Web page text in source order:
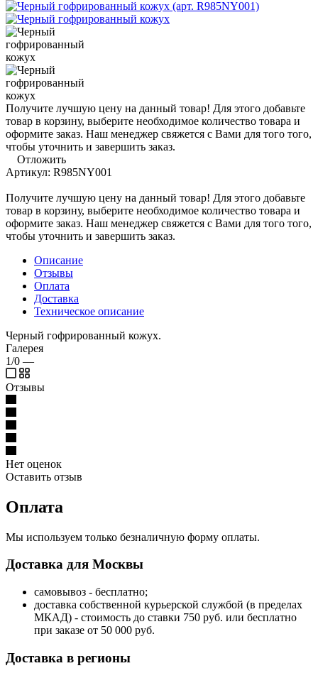
Получите лучшую цену на данный товар! Для этого добавьте
товар в корзину, выберите необходимое количество товара и
оформите заказ. Наш менеджер свяжется с Вами для того того,
чтобы уточнить и завершить заказ.
Отложить
Артикул: R985NY001
Получите лучшую цену на данный товар! Для этого добавьте
товар в корзину, выберите необходимое количество товара и
оформите заказ. Наш менеджер свяжется с Вами для того того,
чтобы уточнить и завершить заказ.
Описание
Отзывы
Оплата
Доставка
Техническое описание
Черный гофрированный кожух.
Галерея
1/0 —
Отзывы
Нет оценок
Оставить отзыв
Оплата
Мы используем только безналичную форму оплаты.
Доставка для Москвы
самовывоз - бесплатно;
доставка собственной курьерской службой (в пределах
МКАД) - стоимость до ставки 750 руб. или бесплатно
при заказе от 50 000 руб.
Доставка в регионы